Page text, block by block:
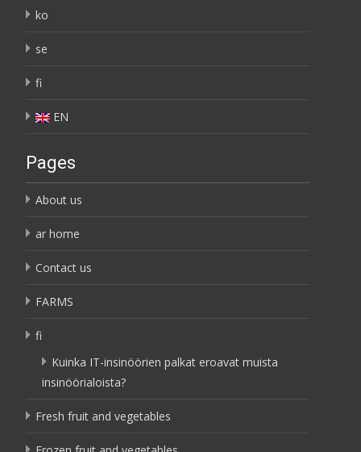
ko
se
fi
EN
Pages
About us
ar home
Contact us
FARMS
fi
Kuinka IT-insinöörien palkat eroavat muista
insinöörialoista?
Fresh fruit and vegetables